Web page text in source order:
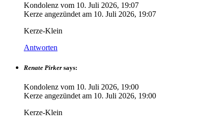
Kondolenz vom 10. Juli 2026, 19:07
Kerze angezündet am 10. Juli 2026, 19:07
Kerze-Klein
Antworten
Renate Pirker says:
Kondolenz vom 10. Juli 2026, 19:00
Kerze angezündet am 10. Juli 2026, 19:00
Kerze-Klein